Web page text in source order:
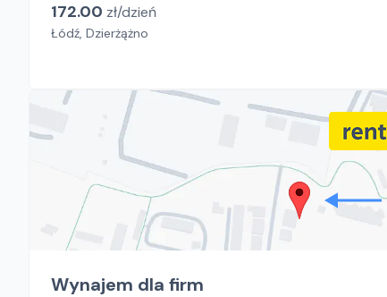
172.00 zł/dzień
Łódź, Dzierżążno
Wynajem dla firm